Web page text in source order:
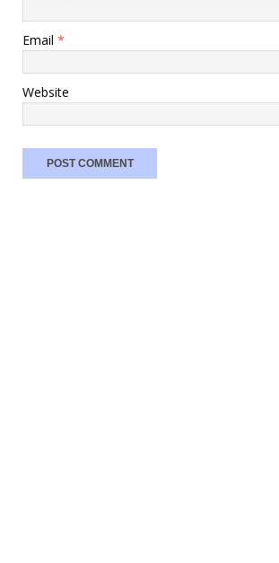
Email *
Website